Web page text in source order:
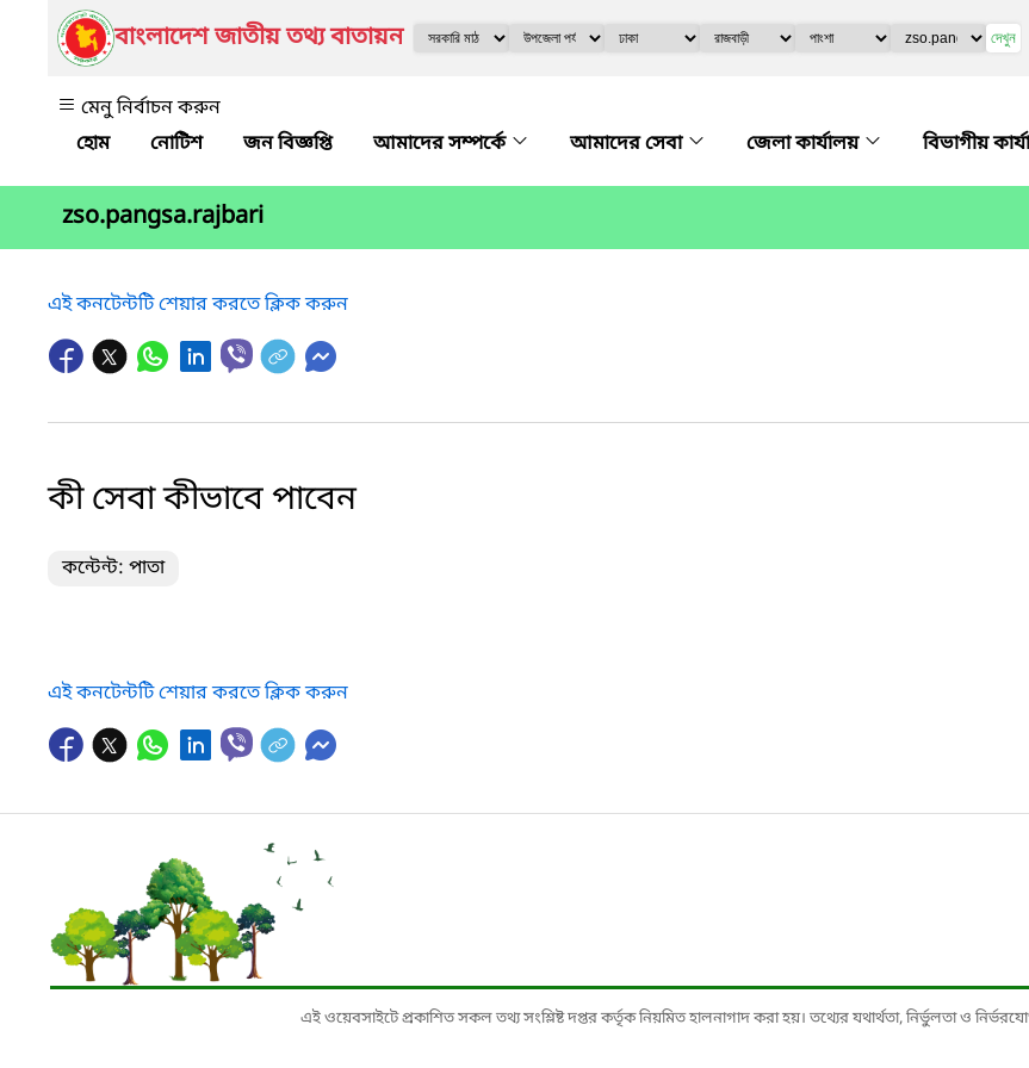
বাংলাদেশ জাতীয় তথ্য বাতায়ন দেখুন
মেনু নির্বাচন করুন
নোটিশ
জন বিজ্ঞপ্তি আমাদের সম্পর্কে আমাদের সেবা জেলা কার্যালয় বিভাগীয়
zso.pangsa.rajbari
এই কনটেন্টটি শেয়ার করতে ক্লিক করুন
কী সেবা কীভাবে পাবেন
কন্টেন্ট: পাতা
এই কনটেন্টটি শেয়ার করতে ক্লিক করুন
এই ওয়েবসাইটে প্রকাশিত সকল তথ্য সংশ্লিষ্ট দপ্তর কর্তৃক নিয়মিত হালনাগাদ করা হয়। তথ্যের যথার্থতা, নির্ভুলতা ও